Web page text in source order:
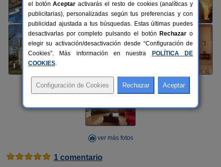
ver más fotos
1 comentario
el botónAceptar activarás el resto de cookies (analíticas y
publicitarias), personalizadas según tus preferencias y con
publicidad ajustada a tus búsquedas. Estas últimas puedes
desactivarlas por completo pulsando el botón Rechazar o
elegir su activación/desactivación desde “Configuración de
Cookies”. Más información en nuestra
POLÍTICA DE
COOKIES.